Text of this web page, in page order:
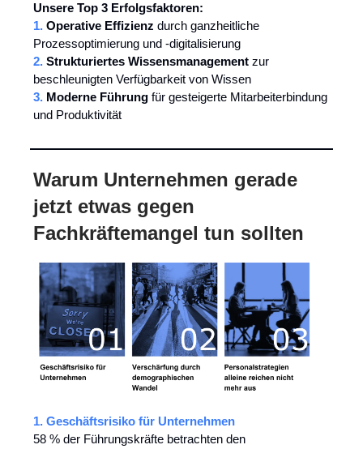
Unsere Top 3 Erfolgsfaktoren:
1. Operative Effizienz durch ganzheitliche
Prozessoptimierung und -digitalisierung
2. Strukturiertes Wissensmanagement zur
beschleunigten Verfügbarkeit von Wissen
3. Moderne Führung für gesteigerte Mitarbeiterbindung
und Produktivität
Warum Unternehmen gerade
jetzt etwas gegen
Fachkräftemangel tun sollten
1. Geschäftsrisiko für Unternehmen
58 % der Führungskräfte betrachten den